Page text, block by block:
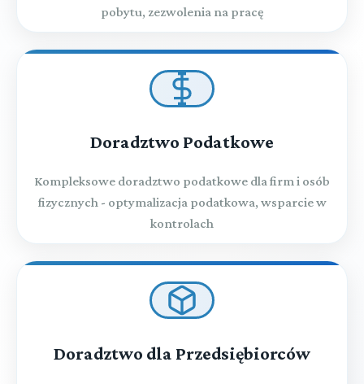
pobytu, zezwolenia na pracę
Doradztwo Podatkowe
Kompleksowe doradztwo podatkowe dla firm i osób
fizycznych - optymalizacja podatkowa, wsparcie w
kontrolach
Doradztwo dla Przedsiębiorców